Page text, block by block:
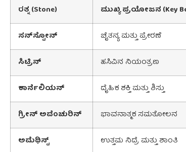
ರತ್ನ(Stone) ಮುಖ್ಯಪ್ರಯೋಜನ(Key
ಸನ್‌ಸ್ಟೋನ್
ಚೈತನ್ಯ ಮತ್ತು ಪ್ರೇರಣೆ
ಸಿಟ್ರಿನ್
ಹಸಿವಿನ ನಿಯಂತ್ರಣ
ಕಾರ್ನೆಲಿಯನ್
ದೈಹಿಕ ಶಕ್ತಿ ಮತ್ತು ಶಿಸ್ತು
ಗ್ರೀನ್ಅವೆಂಚುರಿನ್ ಭಾವನಾತ್ಮಕ ಸಮತೋಲನ
ಅಮೆಥಿಸ್ಟ್
ಉತ್ತಮ ನಿದ್ರೆ ಮತ್ತು ಶಾಂತಿ